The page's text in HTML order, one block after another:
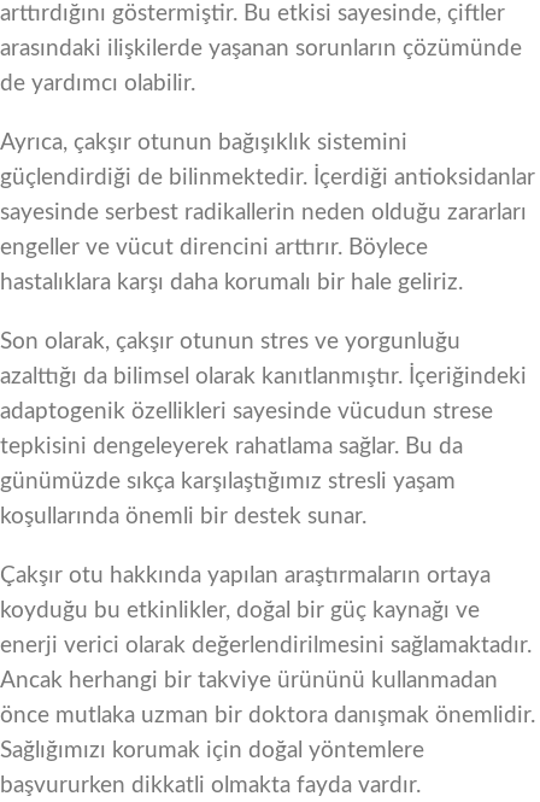
arttırdığını göstermiştir. Bu etkisi sayesinde, çiftler
arasındaki ilişkilerde yaşanan sorunların çözümünde
de yardımcı olabilir.
Ayrıca, çakşır otunun bağışıklık sistemini
güçlendirdiği de bilinmektedir. İçerdiği antioksidanlar
sayesinde serbest radikallerin neden olduğu zararları
engeller ve vücut direncini arttırır. Böylece
hastalıklara karşı daha korumalı bir hale geliriz.
Son olarak, çakşır otunun stres ve yorgunluğu
azalttığı da bilimsel olarak kanıtlanmıştır. İçeriğindeki
adaptogenik özellikleri sayesinde vücudun strese
tepkisini dengeleyerek rahatlama sağlar. Bu da
günümüzde sıkça karşılaştığımız stresli yaşam
koşullarında önemli bir destek sunar.
Çakşır otu hakkında yapılan araştırmaların ortaya
koyduğu bu etkinlikler, doğal bir güç kaynağı ve
enerji verici olarak değerlendirilmesini sağlamaktadır.
Ancak herhangi bir takviye ürününü kullanmadan
önce mutlaka uzman bir doktora danışmak önemlidir.
Sağlığımızı korumak için doğal yöntemlere
başvururken dikkatli olmakta fayda vardır.